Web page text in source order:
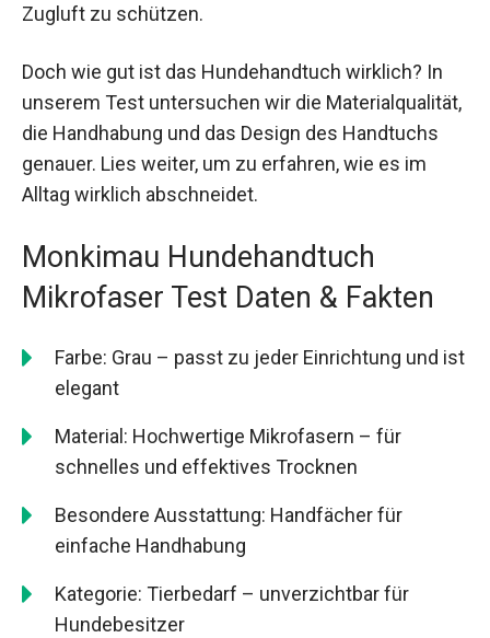
Zugluft zu schützen.
Doch wie gut ist das Hundehandtuch wirklich? In
unserem Test untersuchen wir die Materialqualität,
die Handhabung und das Design des Handtuchs
genauer. Lies weiter, um zu erfahren, wie es im
Alltag wirklich abschneidet.
Monkimau Hundehandtuch
Mikrofaser Test Daten & Fakten
Farbe: Grau – passt zu jeder Einrichtung und ist
elegant
Material: Hochwertige Mikrofasern – für
schnelles und effektives Trocknen
Besondere Ausstattung: Handfächer für
einfache Handhabung
Kategorie: Tierbedarf – unverzichtbar für
Hundebesitzer